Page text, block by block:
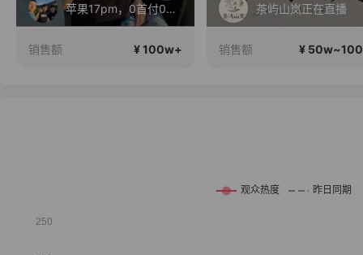
茶屿山岚正在直播
销售额 ¥ 50w~100w 销售额 ¥